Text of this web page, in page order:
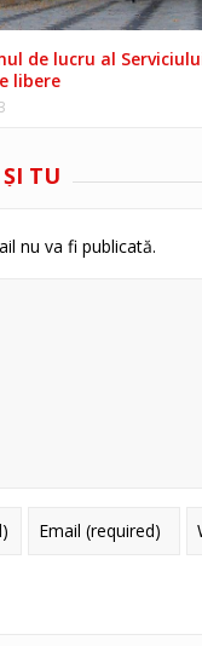
de lucru al
libere
TU
nu va fi publicată.